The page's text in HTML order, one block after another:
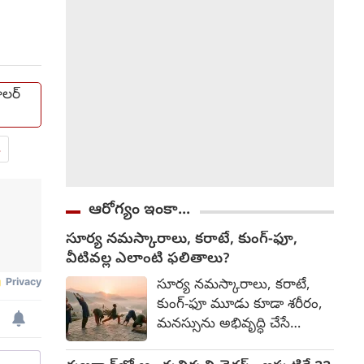
ఆరోగ్యం ఇంకా...
సూర్య నమస్కారాలు, కరాటే, కుంగ్-ఫూ,
వీటివల్ల ఎలాంటి ఫలితాలు?
సూర్య నమస్కారాలు, కరాటే,
కుంగ్-ఫూ మూడు కూడా శరీరం,
మనస్సును అభివృద్ధి చేసే